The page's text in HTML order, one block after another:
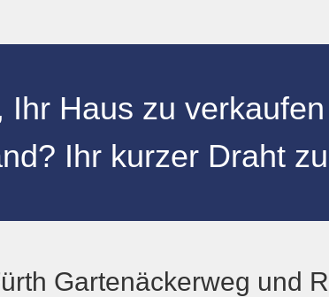
Ihr Haus zu verkaufen
? Ihr kurzer Draht
Gartenäckerweg und